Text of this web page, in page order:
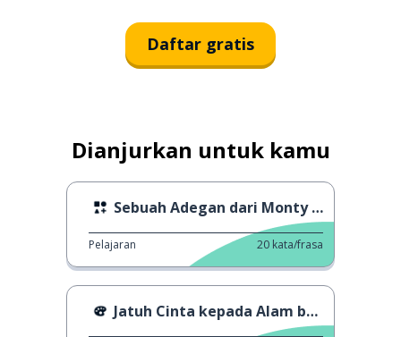
Daftar gratis
Dianjurkan untuk kamu
Sebuah Adegan dari Monty Python's Life of Brian
Pelajaran 20 kata/frasa
Jatuh Cinta kepada Alam bersama Robbie